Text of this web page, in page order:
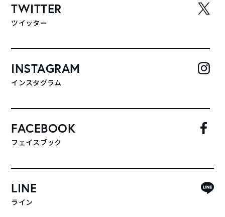
TWITTER
ツイッター
INSTAGRAM
インスタグラム
FACEBOOK
フェイスブック
LINE
ライン